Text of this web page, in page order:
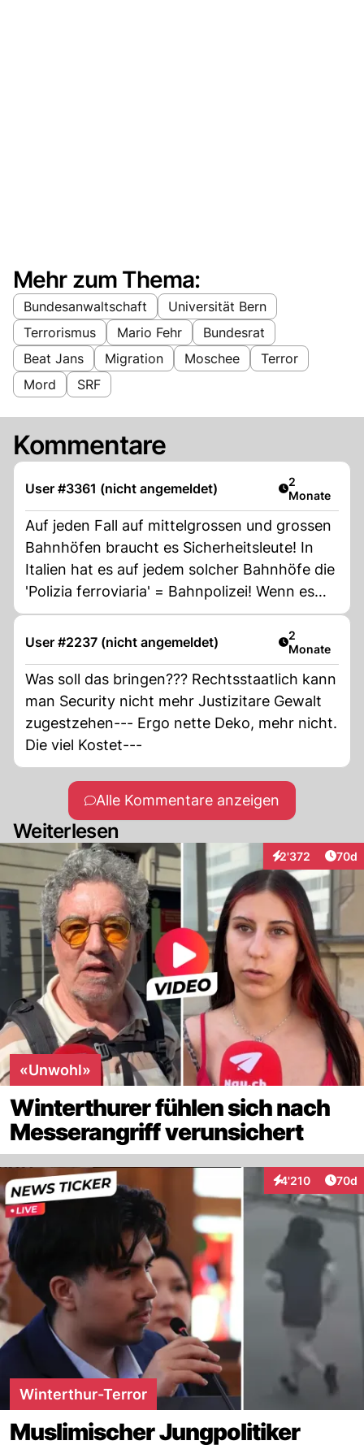
Mehr zum Thema:
Bundesanwaltschaft
Universität Bern
Terrorismus
Mario Fehr
Bundesrat
Beat Jans
Migration Moschee
Terror
Mord
SRF
Kommentare
User #3361 (nicht angemeldet) Artikel
2
Monate
Auf jeden Fall auf mittelgrossen und grossen
Bahnhöfen braucht es Sicherheitsleute! In
Italien hat es auf jedem solcher Bahnhöfe die
'Polizia ferroviaria' = Bahnpolizei! Wenn es
sich sogar die Italiener leisten, kann es wohl
auch die Schweiz leisten. Oder spart man
Reisenden!
User #2237 (nicht angemeldet) Artikel
2
Monate
Was soll das bringen??? Rechtsstaatlich kann
man Security nicht mehr Justizitare Gewalt
zugestzehen--- Ergo nette Deko, mehr nicht.
Die viel Kostet---
Alle Kommentare anzeigen
Weiterlesen
2'372
Interaktionen70d
«Unwohl»
Winterthurer fühlen sich nach
Messerangriff verunsichert
4'210
Interaktionen70d
Winterthur-Terror
Muslimischer Jungpolitiker